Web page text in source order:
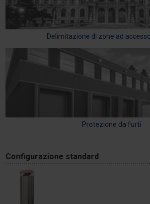
Delimitazione di zone ad
Protezione da furti
Configurazione standard